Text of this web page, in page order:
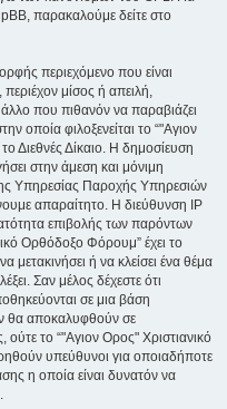
παρακαλούμε δείτε στο
περιεχόμενο που είναι
μίσος ή απειλή,
που πιθανόν να παραβιάζει
οποία φιλοξενείται το “"Αγιον
Διεθνές Δίκαιο. Η δημοσίευση
στην άμεση και μόνιμη
Υπηρεσίας Παροχής Υπηρεσιών
απαραίτητο. Η διεύθυνση IP
επιβολής των παρόντων
Ορθόδοξο Φόρουμ” έχει το
μετακινήσει ή να κλείσει ένα θέμα
Σαν μέλος δέχεστε ότι
σε μια βάση
θα αποκαλυφθούν σε
το “"Αγιον Ορος" Χριστιανικό
υπεύθυνοι για οποιαδήποτε
η οποία είναι δυνατόν να